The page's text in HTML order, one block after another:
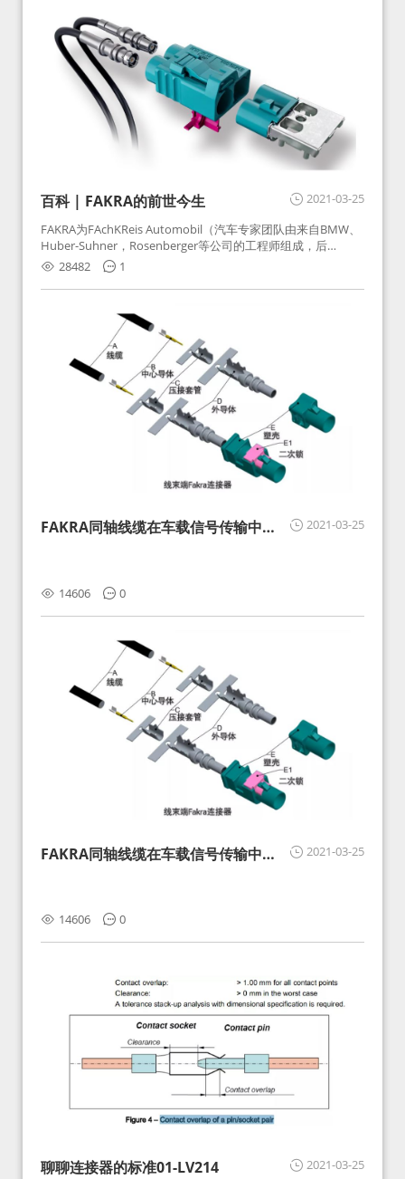
2021-03-25
百科 | FAKRA的前世今生
FAKRA为FAchKReis Automobil（汽车专家团队由来自BMW、
Huber-Suhner，Rosenberger等公司的工程师组成，后
Huber-Suhner相关连接器业务及技术在2010年并入
Rosenberger）缩写。起初为BMW需求用于车载收音机天线连
接，如今FAKRA已成为汽车行业通用标准的射频连接器，被业
28482 1
2021-03-25
FAKRA同轴线缆在车载信号传输中的
14606 0
2021-03-25
FAKRA同轴线缆在车载信号传输中的
14606 0
2021-03-25
聊聊连接器的标准01-LV214